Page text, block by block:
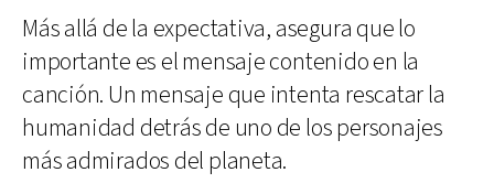
Más allá de la expectativa, asegura que lo
importante es el mensaje contenido en la
canción. Un mensaje que intenta rescatar la
humanidad detrás de uno de los personajes
más admirados del planeta.